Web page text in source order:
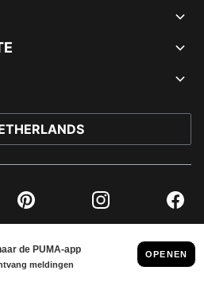
Pinterest Instagram
2026. ALLE RECHTEN VOORBEHOUDEN
EN JURIDISCHE GEGEVENS